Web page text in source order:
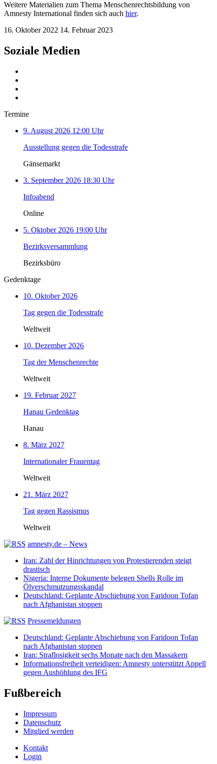
Weitere Materialien zum Thema Menschenrechtsbildung von
Amnesty International finden sich auch hier.
16. Oktober 2022 14. Februar 2023
Soziale Medien
Termine
9. August 2026 12:00 Uhr
Ausstellung gegen die Todesstrafe
Gänsemarkt
3. September 2026 18:30 Uhr
Infoabend
Online
5. Oktober 2026 19:00 Uhr
Bezirksversammlung
Bezirksbüro
Gedenktage
10. Oktober 2026
Tag gegen die Todesstrafe
Weltweit
10. Dezember 2026
Tag der Menschenrechte
Weltweit
19. Februar 2027
Hanau Gedenktag
Hanau
8. März 2027
Internationaler Frauentag
Weltweit
21. März 2027
Tag gegen Rassismus
Weltweit
amnesty.de – News
Iran: Zahl der Hinrichtungen von Protestierenden steigt
drastisch
Nigeria: Interne Dokumente belegen Shells Rolle im
Ölverschmutzungsskandal
Deutschland: Geplante Abschiebung von Faridoon Tofan
nach Afghanistan stoppen
Pressemeldungen
Deutschland: Geplante Abschiebung von Faridoon Tofan
nach Afghanistan stoppen
Iran: Straflosigkeit sechs Monate nach den Massakern
Informationsfreiheit verteidigen: Amnesty unterstützt Appell
gegen Aushöhlung des IFG
Fußbereich
Impressum
Datenschutz
Mitglied werden
Kontakt
Login